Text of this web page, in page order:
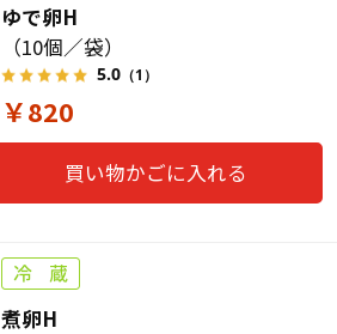
ゆで卵H
（10個／袋）
5.0（1）
￥820
買い物かごに入れる
煮卵H